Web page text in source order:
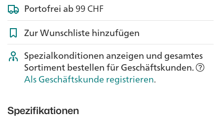
Portofrei ab99 CHF
Zur Wunschliste hinzufügen
Spezialkonditionen anzeigen und gesamtes
Sortiment bestellen für Geschäftskunden.
Als Geschäftskunde registrieren.
Spezifikationen